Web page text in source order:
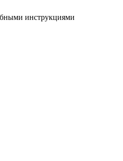
инструкциями